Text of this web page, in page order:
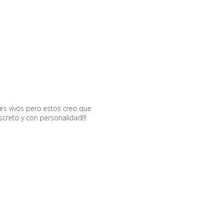
vivos pero estos creo que
y con personalidad!!!